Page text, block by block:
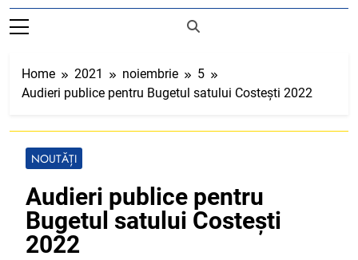
Home 2021 noiembrie
5
Audieri publice pentru Bugetul satului Costești 2022
NOUTĂȚI
Audieri publice pentru
Bugetul satului Costești
2022